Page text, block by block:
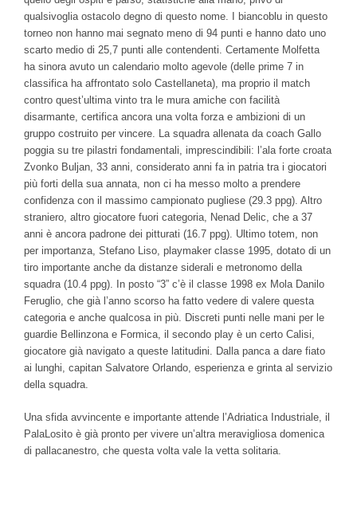
qualsivoglia ostacolo degno di questo nome. I biancoblu in questo
torneo non hanno mai segnato meno di 94 punti e hanno dato uno
scarto medio di 25,7 punti alle contendenti. Certamente Molfetta
ha sinora avuto un calendario molto agevole (delle prime 7 in
classifica ha affrontato solo Castellaneta), ma proprio il match
contro quest’ultima vinto tra le mura amiche con facilità
disarmante, certifica ancora una volta forza e ambizioni di un
gruppo costruito per vincere. La squadra allenata da coach Gallo
poggia su tre pilastri fondamentali, imprescindibili: l’ala forte croata
Zvonko Buljan, 33 anni, considerato anni fa in patria tra i giocatori
più forti della sua annata, non ci ha messo molto a prendere
confidenza con il massimo campionato pugliese (29.3 ppg). Altro
straniero, altro giocatore fuori categoria, Nenad Delic, che a 37
anni è ancora padrone dei pitturati (16.7 ppg). Ultimo totem, non
per importanza, Stefano Liso, playmaker classe 1995, dotato di un
tiro importante anche da distanze siderali e metronomo della
squadra (10.4 ppg). In posto “3” c’è il classe 1998 ex Mola Danilo
Feruglio, che già l’anno scorso ha fatto vedere di valere questa
categoria e anche qualcosa in più. Discreti punti nelle mani per le
guardie Bellinzona e Formica, il secondo play è un certo Calisi,
giocatore già navigato a queste latitudini. Dalla panca a dare fiato
ai lunghi, capitan Salvatore Orlando, esperienza e grinta al servizio
della squadra.
Una sfida avvincente e importante attende l’Adriatica Industriale, il
PalaLosito è già pronto per vivere un’altra meravigliosa domenica
di pallacanestro, che questa volta vale la vetta solitaria.